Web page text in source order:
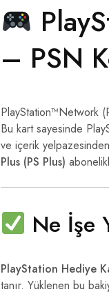
– PSN
PlayStation™Network
Bu kart sayesinde
ve içerik
Plus (PS Plus)
Ne İşe
PlayStation Hediye
tanır. Yüklenen bu